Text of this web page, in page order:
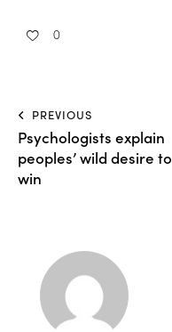
0
PREVIOUS
Psychologists explain
peoples’ wild desire to
win